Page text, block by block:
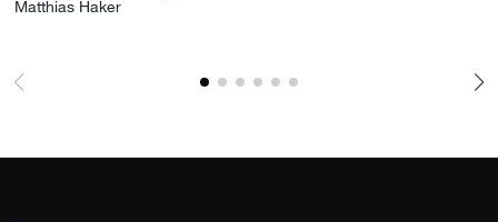
Matthias Haker